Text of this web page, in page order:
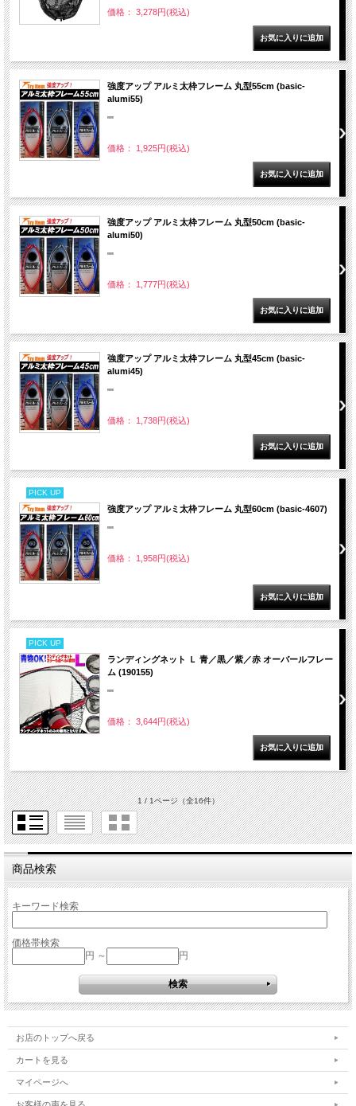
価格： 3,278円(税込)
強度アップ アルミ太枠フレーム 丸型55cm (basic-
alumi55)
""
価格： 1,925円(税込)
強度アップ アルミ太枠フレーム 丸型50cm (basic-
alumi50)
""
価格： 1,777円(税込)
強度アップ アルミ太枠フレーム 丸型45cm (basic-
alumi45)
""
価格： 1,738円(税込)
PICK UP
強度アップ アルミ太枠フレーム 丸型60cm (basic-4607)
""
価格： 1,958円(税込)
PICK UP
ランディングネット Ｌ 青／黒／紫／赤 オーバールフレー
ム (190155)
""
価格： 3,644円(税込)
1 / 1ページ（全16件）
商品検索
キーワード検索
価格帯検索
円 ～
円
お店のトップへ戻る
カートを見る
マイページへ